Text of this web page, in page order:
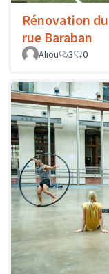
Rénovation
rue Baraban
Aliou
3 0